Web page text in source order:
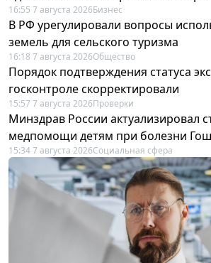
16:55 7 августа 2026Бизнес
В РФ урегулировали вопросы
земель для сельского туризма
16:18 7 августа 2026Общество
Порядок подтверждения статуса
госконтроле скорректировали
15:57 7 августа 2026Проверки
Минздрав России актуализировал
медпомощи детям при болезни
15:34 7 августа 2026Социальная сфера